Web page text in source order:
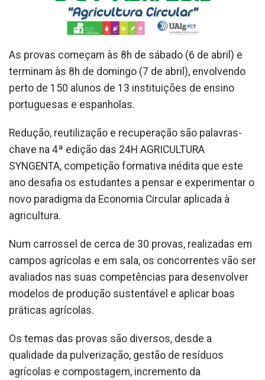
As provas começam às 8h de sábado (6 de abril) e
terminam às 8h de domingo (7 de abril), envolvendo
perto de 150 alunos de 13 instituições de ensino
portuguesas e espanholas.
Redução, reutilização e recuperação são palavras-
chave na 4ª edição das 24H AGRICULTURA
SYNGENTA, competição formativa inédita que este
ano desafia os estudantes a pensar e experimentar o
novo paradigma da Economia Circular aplicada à
agricultura.
Num carrossel de cerca de 30 provas, realizadas em
campos agrícolas e em sala, os concorrentes vão ser
avaliados nas suas competências para desenvolver
modelos de produção sustentável e aplicar boas
práticas agrícolas.
Os temas das provas são diversos, desde a
qualidade da pulverização, gestão de resíduos
agrícolas e compostagem, incremento da